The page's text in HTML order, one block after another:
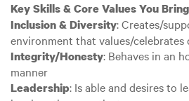
Key Skills & Core Values You Bring
Inclusion & Diversity: Creates/
environment that values/celebrates
Integrity/Honesty: Behaves in an
manner
Leadership: Is able and desires to